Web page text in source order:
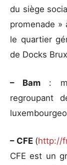
du siège
promenade »
le quartier
de Docks
– Bam :
regroupant
– CFE (http://
CFE est un